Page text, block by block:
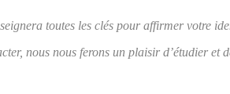
toutes les clés pour affirmer votre
nous nous ferons un plaisir d’étudier et